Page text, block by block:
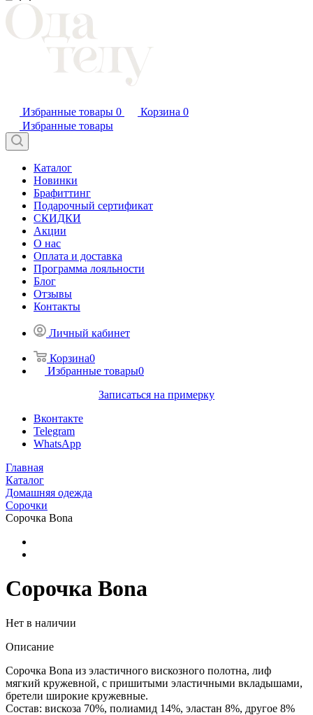
Избранные товары 0 Корзина 0
Избранные товары
Каталог
Новинки
Брафиттинг
Подарочный сертификат
СКИДКИ
Акции
О нас
Оплата и доставка
Программа лояльности
Блог
Отзывы
Контакты
Личный кабинет
Корзина0
Избранные товары0
Записаться на примерку
Вконтакте
Telegram
WhatsApp
Главная
Каталог
Домашняя одежда
Сорочки
Сорочка Bona
Сорочка Bona
Нет в наличии
Описание
Сорочка Bona из эластичного вискозного полотна, лиф
мягкий кружевной, с пришитыми эластичными вкладышами,
бретели широкие кружевные.
Состав: вискоза 70%, полиамид 14%, эластан 8%, другое 8%